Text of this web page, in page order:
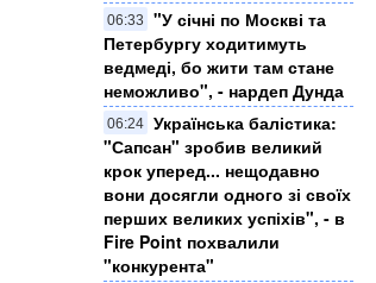
06:33
"У січні по Москві та
Петербургу ходитимуть
ведмеді, бо жити там стане
неможливо", - нардеп Дунда
06:24 ​Українська балістика:
"Сапсан" зробив великий
крок уперед... нещодавно
вони досягли одного зі своїх
перших великих успіхів", - в
Fire Point похвалили
"конкурента"